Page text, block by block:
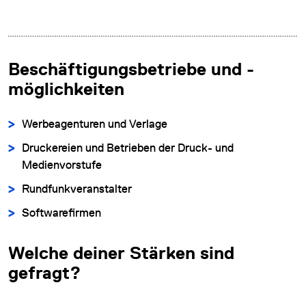
Beschäftigungsbetriebe und -
möglichkeiten
Werbeagenturen und Verlage
Druckereien und Betrieben der Druck- und
Medienvorstufe
Rundfunkveranstalter
Softwarefirmen
Welche deiner Stärken sind
gefragt?